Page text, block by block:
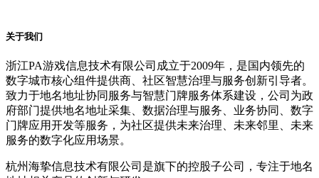
关于我们
浙江PA游戏信息技术有限公司成立于2009年，是国内领先的
数字城市核心组件提供商、社区智慧治理与服务创新引导者。
致力于地名地址协同服务与智慧门牌服务体系建设，公司为政
府部门提供地名地址采集、数据治理与服务、业务协同、数字
门牌应用开发等服务，为社区提供未来治理、未来邻里、未来
服务的数字化应用场景。
杭州海挚信息技术有限公司是旗下的控股子公司，专注于地名